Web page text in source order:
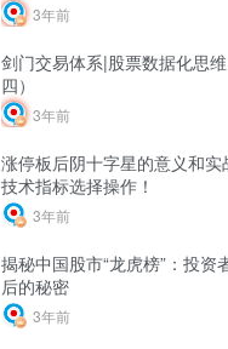
3年前
剑门交易体系|股票数据化思
四）
3年前
涨停板后阴十字星的意义和实
技术指标选择操作！
3年前
揭秘中国股市“龙虎榜”：投资
后的秘密
3年前